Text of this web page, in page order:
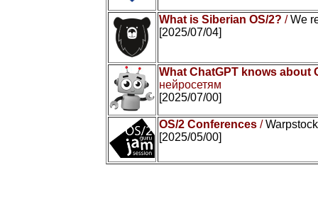
What is Siberian OS/2? /We
[2025/07/04]
What ChatGPT knows about
нейросетям
[2025/07/00]
OS/2 Conferences /
[2025/05/00]